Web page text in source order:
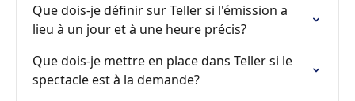
Que dois-je définir sur Teller si l'émission a
lieu à un jour et à une heure précis?
Que dois-je mettre en place dans Teller si le
spectacle est à la demande?